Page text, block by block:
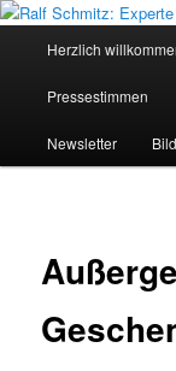
Zum
springenRalf
Hacker-Vorträge,
Schmitz. Erleben
schützen Sie sich
Herzlich
Pressestimmen
Newsletter